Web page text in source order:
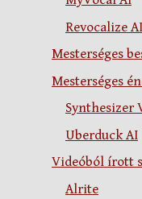
Revocalize AI
Mesterséges
Mesterséges
Synthesizer
Uberduck AI
Videóból írott
Alrite